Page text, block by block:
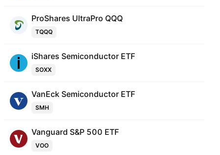
ProShares UltraPro QQQ
TQQQ
iShares Semiconductor ETF
SOXX
VanEck Semiconductor ETF
SMH
Vanguard S&P 500 ETF
VOO